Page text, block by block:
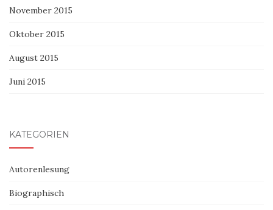
November 2015
Oktober 2015
August 2015
Juni 2015
KATEGORIEN
Autorenlesung
Biographisch